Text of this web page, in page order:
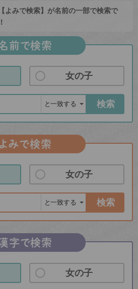
よみで検索】が名前の一部で検索で
前で検索
女の子
検索
よみで検索
女の子
検索
字で検索
女の子